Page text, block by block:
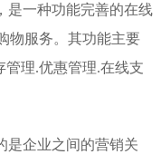
一种功能完善的在线
物服务。其功能主要
管理.优惠管理.在线支
企业之间的营销关